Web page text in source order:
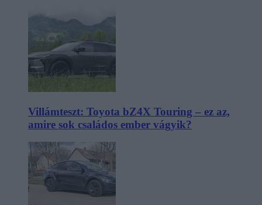
Villámteszt: Toyota bZ4X Touring – ez az,
amire sok családos ember vágyik?